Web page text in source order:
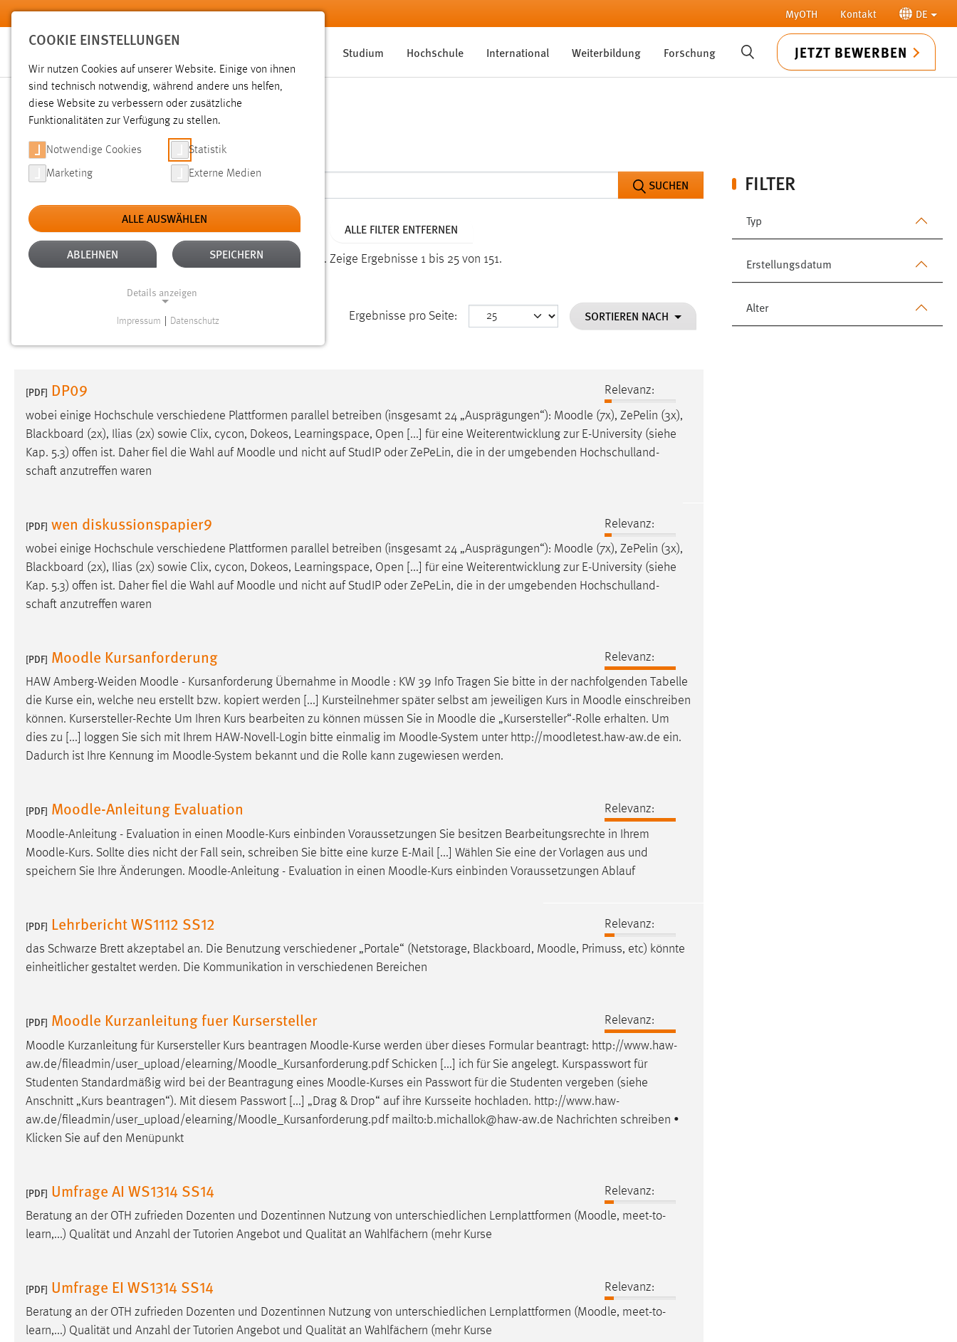
Zum Hauptinhalt springen MyOTH Kontakt DE
Studium Hochschule International Weiterbildung Forschung SUCHE JETZT BEWERBEN
SUCHE
FILTER
Typ
Erstellungsdatum
Alter
SUCHEN
Aktive Filter: TYP: DATEIEN ALTER: ÜBER EIN JAHR ALLE FILTER ENTFERNEN
Gesucht nach "moodle". Es wurden 151 Ergebnisse gefunden. Zeige Ergebnisse 1 bis 25 von 151.
Ergebnisse pro Seite: SORTIEREN NACH
[PDF] DP09
Relevanz:
wobei einige Hochschule verschiedene Plattformen parallel betreiben (insgesamt 24 „Ausprägungen“): Moodle (7x), ZePelin (3x),
Blackboard (2x), Ilias (2x) sowie Clix, cycon, Dokeos, Learningspace, Open [...] für eine Weiterentwicklung zur E-University (siehe
Kap. 5.3) offen ist. Daher fiel die Wahl auf Moodle und nicht auf StudIP oder ZePeLin, die in der umgebenden Hochschulland-
schaft anzutreffen waren
[PDF] wen diskussionspapier9
Relevanz:
wobei einige Hochschule verschiedene Plattformen parallel betreiben (insgesamt 24 „Ausprägungen“): Moodle (7x), ZePelin (3x),
Blackboard (2x), Ilias (2x) sowie Clix, cycon, Dokeos, Learningspace, Open [...] für eine Weiterentwicklung zur E-University (siehe
Kap. 5.3) offen ist. Daher fiel die Wahl auf Moodle und nicht auf StudIP oder ZePeLin, die in der umgebenden Hochschulland-
schaft anzutreffen waren
[PDF] Moodle Kursanforderung
Relevanz:
HAW Amberg-Weiden Moodle - Kursanforderung Übernahme in Moodle : KW 39 Info Tragen Sie bitte in der nachfolgenden Tabelle
die Kurse ein, welche neu erstellt bzw. kopiert werden [...] Kursteilnehmer später selbst am jeweiligen Kurs in Moodle einschreiben
können. Kursersteller-Rechte Um Ihren Kurs bearbeiten zu können müssen Sie in Moodle die „Kursersteller“-Rolle erhalten. Um
dies zu [...] loggen Sie sich mit Ihrem HAW-Novell-Login bitte einmalig im Moodle-System unter http://moodletest.haw-aw.de ein.
Dadurch ist Ihre Kennung im Moodle-System bekannt und die Rolle kann zugewiesen werden.
[PDF] Moodle-Anleitung Evaluation
Relevanz:
Moodle-Anleitung - Evaluation in einen Moodle-Kurs einbinden Voraussetzungen Sie besitzen Bearbeitungsrechte in Ihrem
Moodle-Kurs. Sollte dies nicht der Fall sein, schreiben Sie bitte eine kurze E-Mail [...] Wählen Sie eine der Vorlagen aus und
speichern Sie Ihre Änderungen. Moodle-Anleitung - Evaluation in einen Moodle-Kurs einbinden Voraussetzungen Ablauf
[PDF] Lehrbericht WS1112 SS12
Relevanz:
das Schwarze Brett akzeptabel an. Die Benutzung verschiedener „Portale“ (Netstorage, Blackboard, Moodle, Primuss, etc) könnte
einheitlicher gestaltet werden. Die Kommunikation in verschiedenen Bereichen
[PDF] Moodle Kurzanleitung fuer Kursersteller
Relevanz:
Moodle Kurzanleitung für Kursersteller Kurs beantragen Moodle-Kurse werden über dieses Formular beantragt: http://www.haw-
aw.de/fileadmin/user_upload/elearning/Moodle _Kursanforderung.pdf Schicken [...] ich für Sie angelegt. Kurspasswort für
Studenten Standardmäßig wird bei der Beantragung eines Moodle-Kurses ein Passwort für die Studenten vergeben (siehe
Anschnitt „Kurs beantragen“). Mit diesem Passwort [...] „Drag & Drop“ auf ihre Kursseite hochladen. http://www.haw-
aw.de/fileadmin/user_upload/elearning/Moodle _Kursanforderung.pdf mailto:b.michallok@haw-aw.de Nachrichten schreiben •
Klicken Sie auf den Menüpunkt
[PDF] Umfrage AI WS1314 SS14
Relevanz:
Beratung an der OTH zufrieden Dozenten und Dozentinnen Nutzung von unterschiedlichen Lernplattformen (Moodle, meet-to-
learn,...) Qualität und Anzahl der Tutorien Angebot und Qualität an Wahlfächern (mehr Kurse
[PDF] Umfrage EI WS1314 SS14
Relevanz:
Beratung an der OTH zufrieden Dozenten und Dozentinnen Nutzung von unterschiedlichen Lernplattformen (Moodle, meet-to-
learn,...) Qualität und Anzahl der Tutorien Angebot und Qualität an Wahlfächern (mehr Kurse
COOKIE EINSTELLUNGEN
Wir nutzen Cookies auf unserer Website. Einige von ihnen
sind technisch notwendig, während andere uns helfen,
diese Website zu verbessern oder zusätzliche
Funktionalitäten zur Verfügung zu stellen.
Notwendige Cookies Statistik
Marketing Externe Medien
ALLE AUSWÄHLEN
ABLEHNEN SPEICHERN
Details anzeigen
Website erforderlich.
Einverständnis
Name: cookie_consent
Performance
Name: staticfilecache
in diesem Cookie gespeichert, ob man
eingeloggt ist.
Sprachpräferenz
Name: site-language-preference
Zweck:
Das Cookie speichert die gewählte
Cookie Laufzeit: 30 Tage
Chat
Name:
MibewSessionID, MIBEW_UserID,
Zweck:
Wird benötigt um die Chatfunktion
nutzen zu können.
Cookie Laufzeit: MibewSessionID, mibew-chat-frame-
Jahre, MIBEW_UserID = 1 Jahr
Login
Name: fe_user, be_user, be_lastLoginProvider
Zweck:
Dieser Cookie ist notwendig um sich an
der Website einloggen zu können.
STATISTIK
Statistik Cookies erfassen Informationen anonym.
Matomo
Name: _pk_ref, _pk_cvar, _pk_id, _pk_ses
Impressum Datenschutz